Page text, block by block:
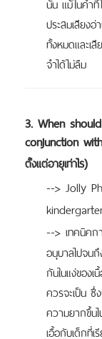
ประสมเสียงอ่
ทั้งหมดและเ
จำได้ไม่ลืม
3. When
conjunction
ตั้งแต่อายุเท่าไร)
--> Jolly
--> เทคนิค
อนุบาลไปจน
กันในแง่ของ
ควรจะเป็น ซึ่
ความยากขึ้
เอื้อกับเด็กที่